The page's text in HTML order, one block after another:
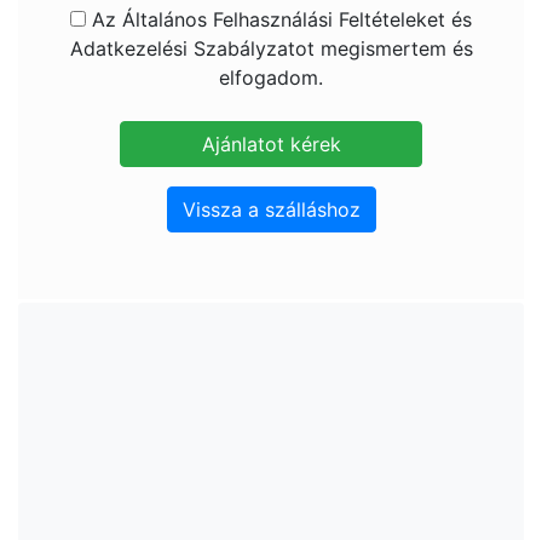
Az Általános Felhasználási Feltételeket és
Adatkezelési Szabályzatot megismertem és
elfogadom.
Vissza a szálláshoz